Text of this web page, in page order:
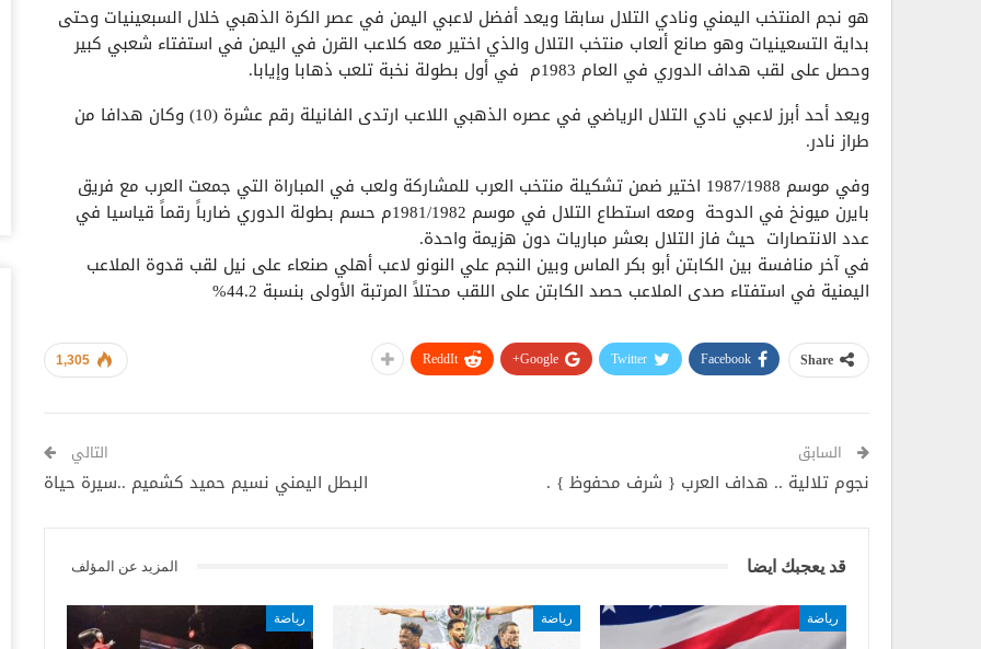
هو نجم المنتخب اليمني ونادي التلال سابقا ويعد أفضل لاعبي اليمن في عصر الكرة الذهبي خلال السبعينيات وحتى
بداية التسعينيات وهو صانع ألعاب منتخب التلال والذي اختير معه كلاعب القرن في اليمن في استفتاء شعبي كبير
وحصل على لقب هداف الدوري في العام 1983م في أول بطولة نخبة تلعب ذهابا وإيابا.
ويعد أحد أبرز لاعبي نادي التلال الرياضي في عصره الذهبي اللاعب ارتدى الفانيلة رقم عشرة (10) وكان هدافا من
طراز نادر.
وفي موسم 1987/1988 اختير ضمن تشكيلة منتخب العرب للمشاركة ولعب في المباراة التي جمعت العرب مع فريق
بايرن ميونخ في الدوحة ومعه استطاع التلال في موسم 1981/1982م حسم بطولة الدوري ضارباً رقماً قياسيا في
عدد الانتصارات حيث فاز التلال بعشر مباريات دون هزيمة واحدة.
في آخر منافسة بين الكابتن أبو بكر الماس وبين النجم علي النونو لاعب أهلي صنعاء على نيل لقب قدوة الملاعب
اليمنية في استفتاء صدى الملاعب حصد الكابتن على اللقب محتلاً المرتبة الأولى بنسبة 44.2%
1,305 Share
Facebook
Twitter
Google+
ReddIt
السابق
نجوم تلالية .. هداف العرب { شرف محفوظ } .
التالي
البطل اليمني نسيم حميد كشميم ..سيرة حياة
قد يعجبك ايضا المزيد عن المؤلف
رياضة رياضة رياضة